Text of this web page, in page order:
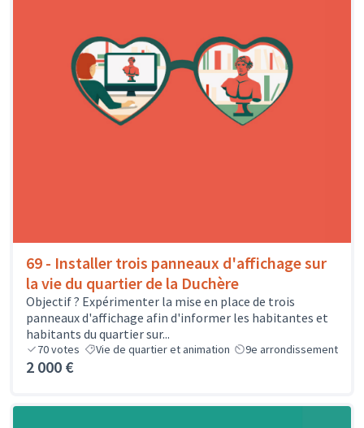
69 - Installer trois panneaux d'affichage sur
la vie du quartier de la Duchère
Objectif ? Expérimenter la mise en place de trois
panneaux d'affichage afin d'informer les habitantes et
habitants du quartier sur...
70votes Vie de quartier et animation 9e arrondissement
2 000 €